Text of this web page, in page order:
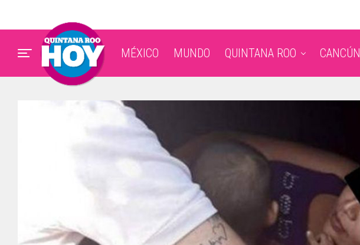
MÉXICO MUNDO QUINTANA ROO CANCÚN